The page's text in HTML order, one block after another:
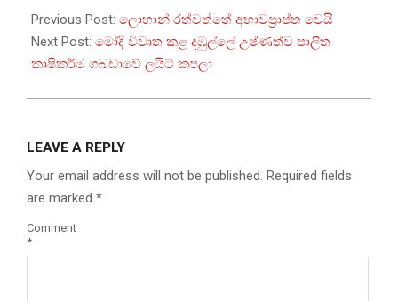
08-
15
Previous Post: ලොහාන් රත්වත්තේ අභාවප්‍රාප්ත වෙයි
Next Post: මෝදි විවෘත කළ දඹුල්ලේ උෂ්ණත්ව පාලිත
කෘෂිකර්ම ගබඩාවේ ලයිට් කපලා
LEAVE A REPLY
Your email address will not be published. Required fields
are marked *
Comment
*